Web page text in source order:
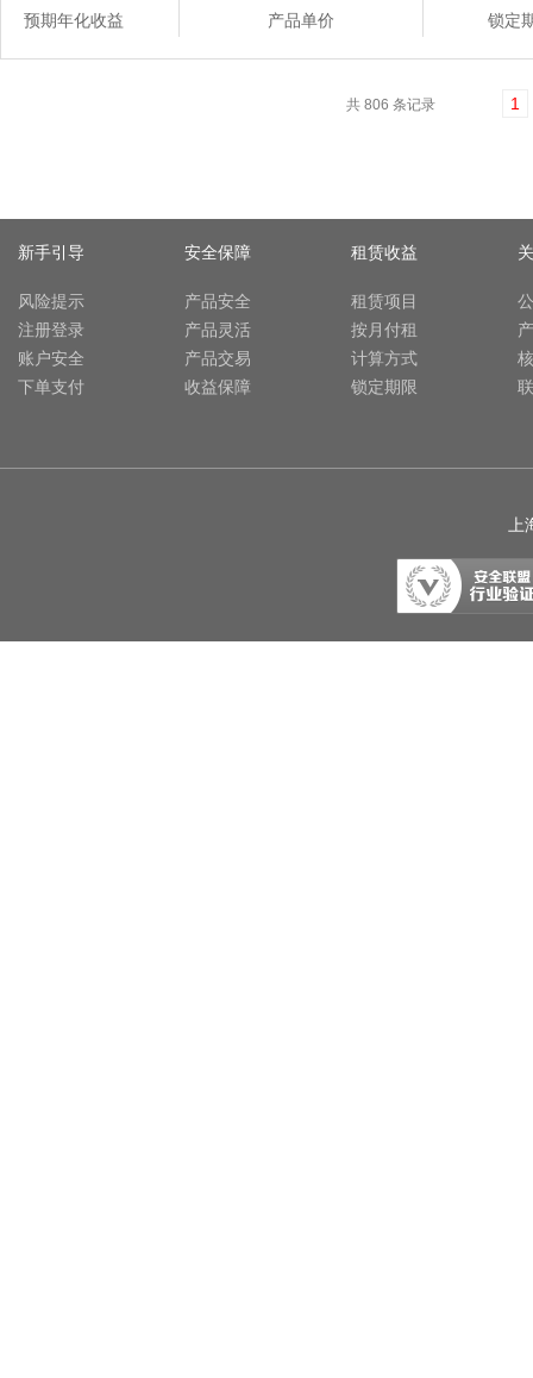
预期年化收益
产品单价
锁定
共 806 条记录 1
新手引导
风险提示
注册登录
账户安全
下单支付
安全保障
产品安全
产品灵活
产品交易
收益保障
租赁收益
租赁项目
按月付租
计算方式
锁定期限